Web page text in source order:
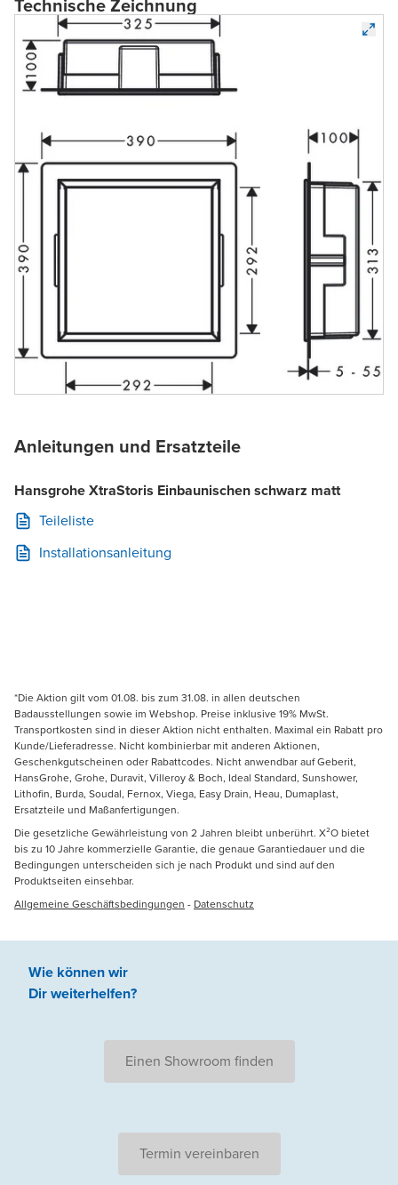
Anleitungen und Ersatzteile
Hansgrohe XtraStoris Einbaunischen schwarz matt
Teileliste
Installationsanleitung
*Die Aktion gilt vom 01.08. bis zum 31.08. in allen deutschen
Badausstellungen sowie im Webshop. Preise inklusive 19% MwSt.
Transportkosten sind in dieser Aktion nicht enthalten. Maximal ein Rabatt pro
Kunde/Lieferadresse. Nicht kombinierbar mit anderen Aktionen,
Geschenkgutscheinen oder Rabattcodes. Nicht anwendbar auf Geberit,
HansGrohe, Grohe, Duravit, Villeroy & Boch, Ideal Standard, Sunshower,
Lithofin, Burda, Soudal, Fernox, Viega, Easy Drain, Heau, Dumaplast,
Ersatzteile und Maßanfertigungen.
Die gesetzliche Gewährleistung von 2 Jahren bleibt unberührt. X²O bietet
bis zu 10 Jahre kommerzielle Garantie, die genaue Garantiedauer und die
Bedingungen unterscheiden sich je nach Produkt und sind auf den
Produktseiten einsehbar.
Allgemeine Geschäftsbedingungen - Datenschutz
Wie können wir
Dir weiterhelfen?
Einen Showroom finden
Termin vereinbaren